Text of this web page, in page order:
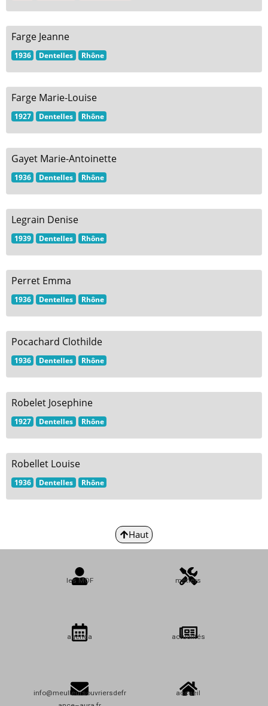
Farge Jeanne
1936 Dentelles Rhône
Farge Marie-Louise
1927 Dentelles Rhône
Gayet Marie-Antoinette
1936 Dentelles Rhône
Legrain Denise
1939 Dentelles Rhône
Perret Emma
1936 Dentelles Rhône
Pocachard Clothilde
1936 Dentelles Rhône
Robelet Josephine
1927 Dentelles Rhône
Robellet Louise
1936 Dentelles Rhône
Haut
les MOF métiers
agenda actualités
info@meulleursouvriersdefr
accueil